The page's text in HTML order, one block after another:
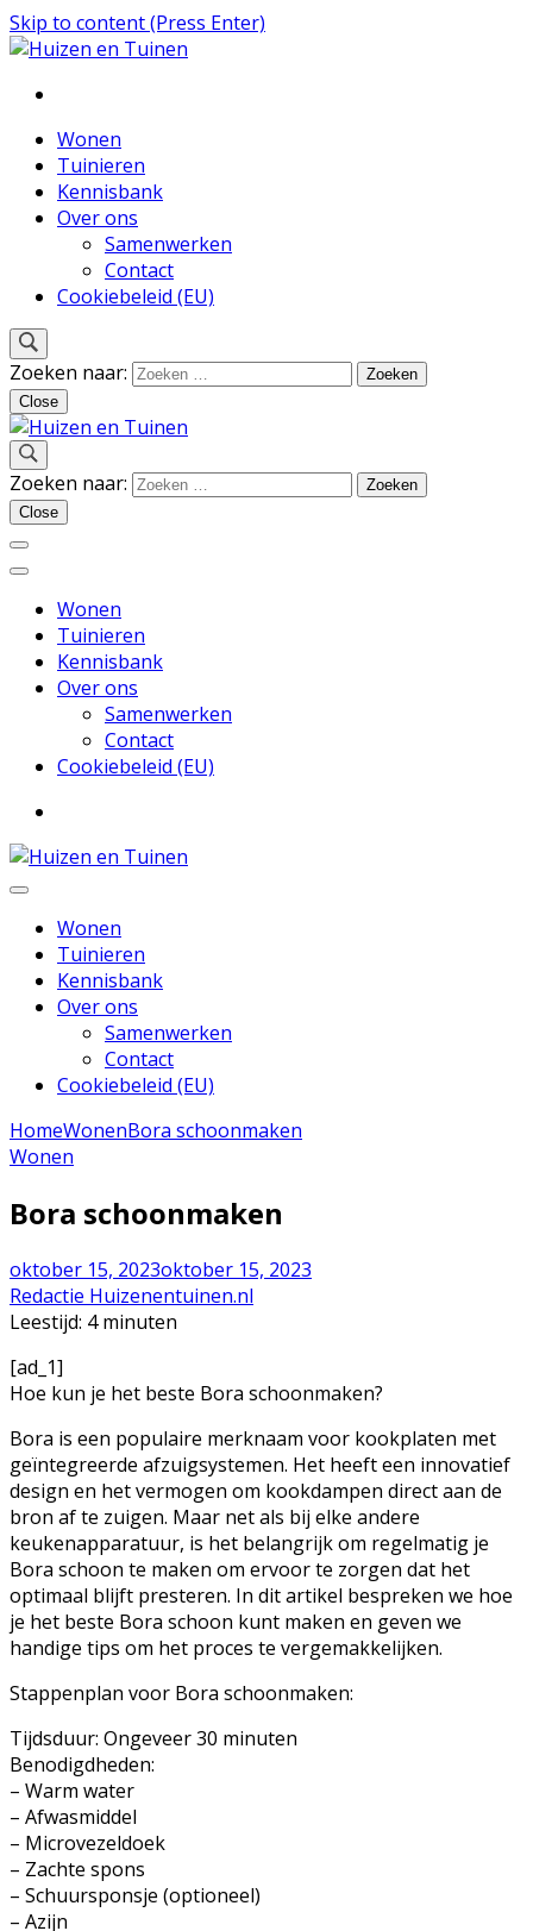
Skip to content (Press Enter)
Huizen en Tuinen
Inspiratie voor wonen en tuinieren
Wonen
Tuinieren
Kennisbank
Over ons
Samenwerken
Contact
Cookiebeleid (EU)
Zoeken naar:
Close
Huizen en Tuinen
Inspiratie voor wonen en tuinieren
Zoeken naar:
Close
Wonen
Tuinieren
Kennisbank
Over ons
Samenwerken
Contact
Cookiebeleid (EU)
Huizen en Tuinen
Inspiratie voor wonen en tuinieren
Wonen
Tuinieren
Kennisbank
Over ons
Samenwerken
Contact
Cookiebeleid (EU)
HomeWonenBora schoonmaken
Wonen
Bora schoonmaken
oktober 15, 2023oktober 15, 2023
Redactie Huizenentuinen.nl
Leestijd: 4 minuten
[ad_1]
Hoe kun je het beste Bora schoonmaken?
Bora is een populaire merknaam voor kookplaten met
geïntegreerde afzuigsystemen. Het heeft een innovatief
design en het vermogen om kookdampen direct aan de
bron af te zuigen. Maar net als bij elke andere
keukenapparatuur, is het belangrijk om regelmatig je
Bora schoon te maken om ervoor te zorgen dat het
optimaal blijft presteren. In dit artikel bespreken we hoe
je het beste Bora schoon kunt maken en geven we
handige tips om het proces te vergemakkelijken.
Stappenplan voor Bora schoonmaken:
Tijdsduur: Ongeveer 30 minuten
Benodigdheden:
– Warm water
– Afwasmiddel
– Microvezeldoek
– Zachte spons
– Schuursponsje (optioneel)
– Azijn